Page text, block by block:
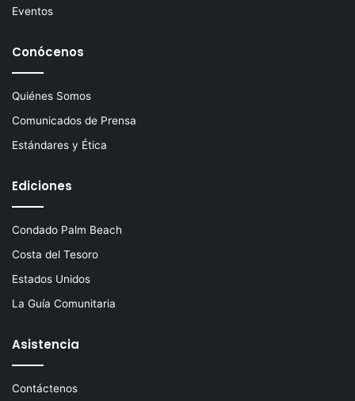
Eventos
Conócenos
Quiénes Somos
Comunicados de Prensa
Estándares y Ética
Ediciones
Condado Palm Beach
Costa del Tesoro
Estados Unidos
La Guía Comunitaria
Asistencia
Contáctenos